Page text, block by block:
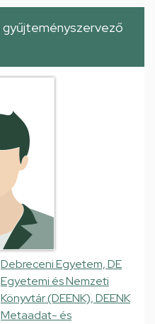
gyűjteményszervező
Debreceni Egyetem, DE
Egyetemi és Nemzeti
Könyvtár (DEENK), DEENK
Metaadat- és